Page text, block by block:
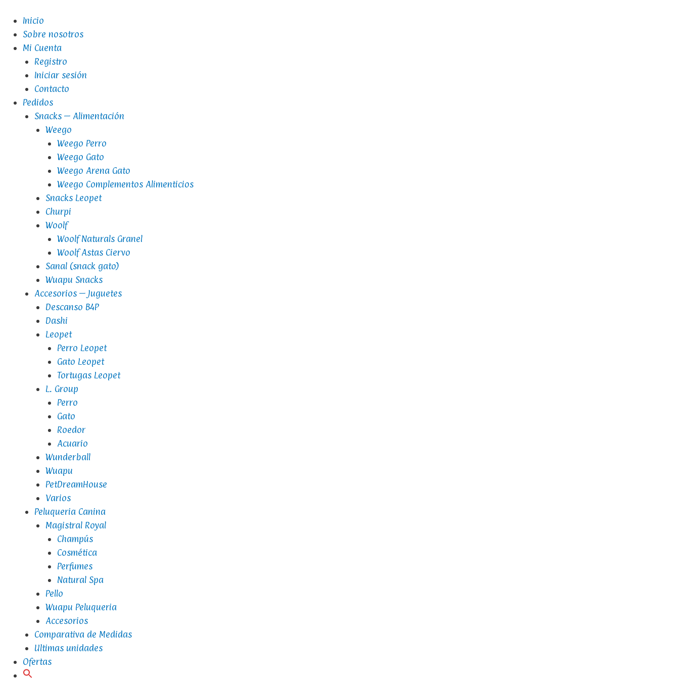
Inicio
Sobre nosotros
Mi Cuenta
Registro
Iniciar sesión
Contacto
Pedidos
Snacks – Alimentación
Weego
Weego Perro
Weego Gato
Weego Arena Gato
Weego Complementos Alimenticios
Snacks Leopet
Churpi
Woolf
Woolf Naturals Granel
Woolf Astas Ciervo
Sanal (snack gato)
Wuapu Snacks
Accesorios – Juguetes
Descanso B4P
Dashi
Leopet
Perro Leopet
Gato Leopet
Tortugas Leopet
L. Group
Perro
Gato
Roedor
Acuario
Wunderball
Wuapu
PetDreamHouse
Varios
Peluqueria Canina
Magistral Royal
Champús
Cosmética
Perfumes
Natural Spa
Pello
Wuapu Peluqueria
Accesorios
Comparativa de Medidas
Ultimas unidades
Ofertas